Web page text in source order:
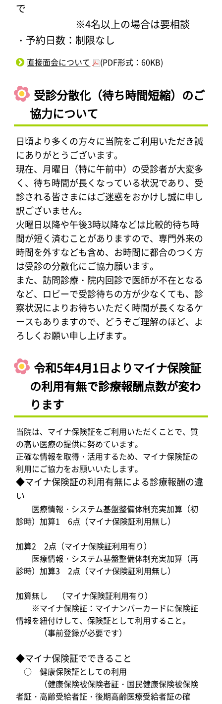
で
※4名以上の場合は要相談
・予約日数：制限なし
直接面会について (PDF形式：60KB)
受診分散化（待ち時間短縮）のご
協力について
日頃より多くの方々に当院をご利用いただき誠
にありがとうございます。
現在、月曜日（特に午前中）の受診者が大変多
く、待ち時間が長くなっている状況であり、受
診される皆さまにはご迷惑をおかけし誠に申し
訳ございません。
火曜日以降や午後3時以降などは比較的待ち時
間が短く済むことがありますので、専門外来の
時間を外すなども含め、お時間に都合のつく方
は受診の分散化にご協力願います。
また、訪問診療・院内回診で医師が不在となる
など、ロビーで受診待ちの方が少なくても、診
察状況によりお待ちいただく時間が長くなるケ
ースもありますので、どうぞご理解のほど、よ
ろしくお願い申し上げます。
令和5年4月1日よりマイナ保険証
の利用有無で診療報酬点数が変わ
ります
当院は、マイナ保険証をご利用いただくことで、質
の高い医療の提供に努めています。
正確な情報を取得・活用するため、マイナ保険証の
利用にご協力をお願いいたします。
◆マイナ保険証の利用有無による診療報酬の違
い
医療情報・システム基盤整備体制充実加算（初
診時）加算1 6点（マイナ保険証利用無し）
加算2 2点（マイナ保険証利用有り）
医療情報・システム基盤整備体制充実加算（再
診時）加算3 2点（マイナ保険証利用無し）
加算無し （マイナ保険証利用有り）
※マイナ保険証：マイナンバーカードに保険証
情報を紐付けして、保険証として利用すること。
（事前登録が必要です）
◆マイナ保険証でできること
○ 健康保険証としての利用
（健康保険被保険者証・国民健康保険被保険
者証・高齢受給者証・後期高齢医療受給者証の確